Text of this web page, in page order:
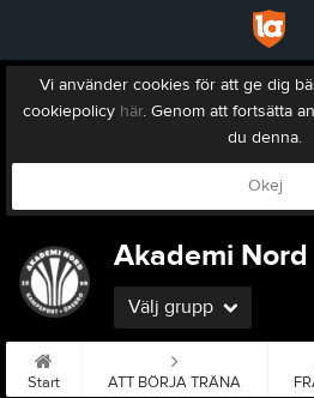
Vi använder cookies för att ge dig
cookiepolicy här. Genom att fortsätta
du denna.
Okej
Akademi Nord
Välj grupp
Start ATT BÖRJA TRÄNA